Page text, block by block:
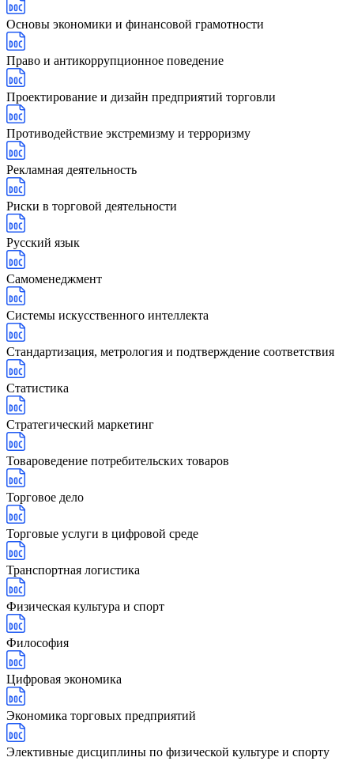
Основы экономики и финансовой грамотности
Право и антикоррупционное поведение
Проектирование и дизайн предприятий торговли
Противодействие экстремизму и терроризму
Рекламная деятельность
Риски в торговой деятельности
Русский язык
Самоменеджмент
Системы искусственного интеллекта
Стандартизация, метрология и подтверждение соответствия
Статистика
Стратегический маркетинг
Товароведение потребительских товаров
Торговое дело
Торговые услуги в цифровой среде
Транспортная логистика
Физическая культура и спорт
Философия
Цифровая экономика
Экономика торговых предприятий
Элективные дисциплины по физической культуре и спорту